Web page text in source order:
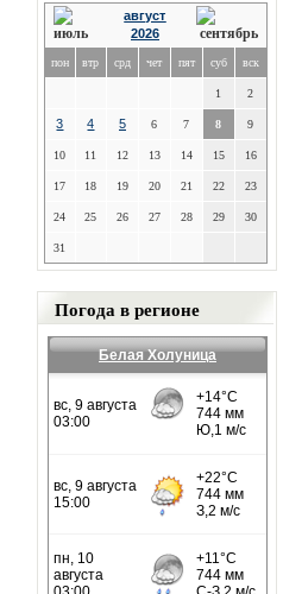
август
2026
пон втр срд чет пят суб вск
1 2
3 4 5 6 7 8 9
10 11 12 13 14 15 16
17 18 19 20 21 22 23
24 25 26 27 28 29 30
31
Погода в регионе
Белая Холуница